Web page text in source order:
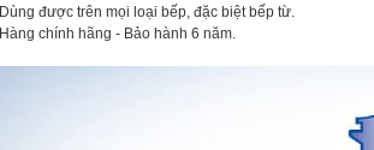
Dùng được trên mọi loại bếp, đặc biệt bếp từ.
Hàng chính hãng - Bảo hành 6 năm.